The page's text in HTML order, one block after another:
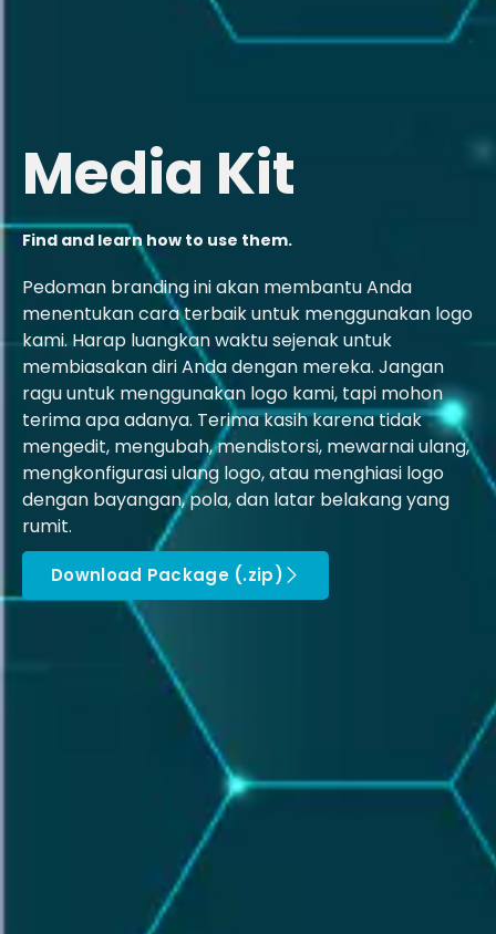
Media Kit
Find and learn how to use them.
Pedoman branding ini akan membantu Anda
menentukan cara terbaik untuk menggunakan logo
kami. Harap luangkan waktu sejenak untuk
membiasakan diri Anda dengan mereka. Jangan
ragu untuk menggunakan logo kami, tapi mohon
terima apa adanya. Terima kasih karena tidak
mengedit, mengubah, mendistorsi, mewarnai ulang,
mengkonfigurasi ulang logo, atau menghiasi logo
dengan bayangan, pola, dan latar belakang yang
rumit.
Download Package (.zip)